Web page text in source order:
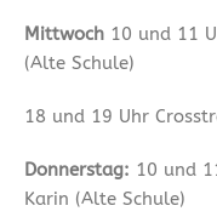
Mittwoch 10 und 11
(Alte Schule)
18 und 19 Uhr
Donnerstag: 10 und
Karin (Alte Schule)